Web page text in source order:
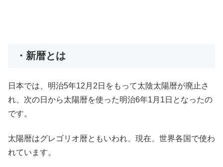
・新暦とは
日本では、明治5年12月2日をもって太陰太陽暦が廃止さ
れ、次の日から太陽暦を使った明治6年1月1日となったの
です。
太陽暦はグレゴリオ暦ともいわれ、現在、世界各国で使わ
れています。